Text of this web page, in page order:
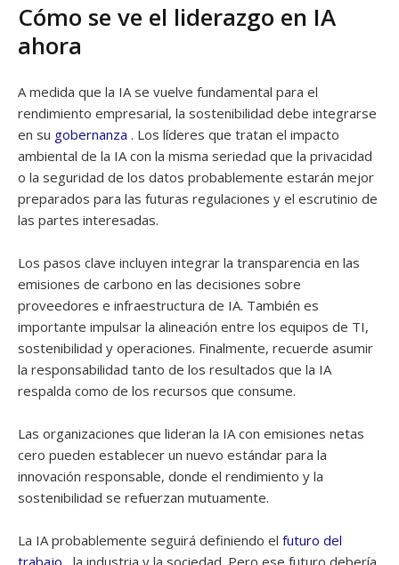
Cómo se ve el liderazgo en IA
ahora
A medida que la IA se vuelve fundamental para el
rendimiento empresarial, la sostenibilidad debe integrarse
en su gobernanza . Los líderes que tratan el impacto
ambiental de la IA con la misma seriedad que la privacidad
o la seguridad de los datos probablemente estarán mejor
preparados para las futuras regulaciones y el escrutinio de
las partes interesadas.
Los pasos clave incluyen integrar la transparencia en las
emisiones de carbono en las decisiones sobre
proveedores e infraestructura de IA. También es
importante impulsar la alineación entre los equipos de TI,
sostenibilidad y operaciones. Finalmente, recuerde asumir
la responsabilidad tanto de los resultados que la IA
respalda como de los recursos que consume.
Las organizaciones que lideran la IA con emisiones netas
cero pueden establecer un nuevo estándar para la
innovación responsable, donde el rendimiento y la
sostenibilidad se refuerzan mutuamente.
La IA probablemente seguirá definiendo el futuro del
trabajo , la industria y la sociedad. Pero ese futuro debería